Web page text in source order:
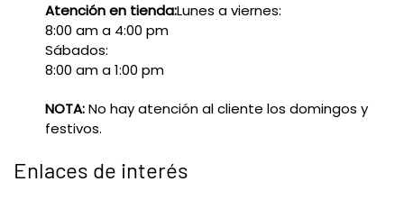
Atención en tienda:Lunes a viernes:
8:00 am a 4:00 pm
Sábados:
8:00 am a 1:00 pm
NOTA:No hay atención al cliente los domingos y
festivos.
Enlaces de interés